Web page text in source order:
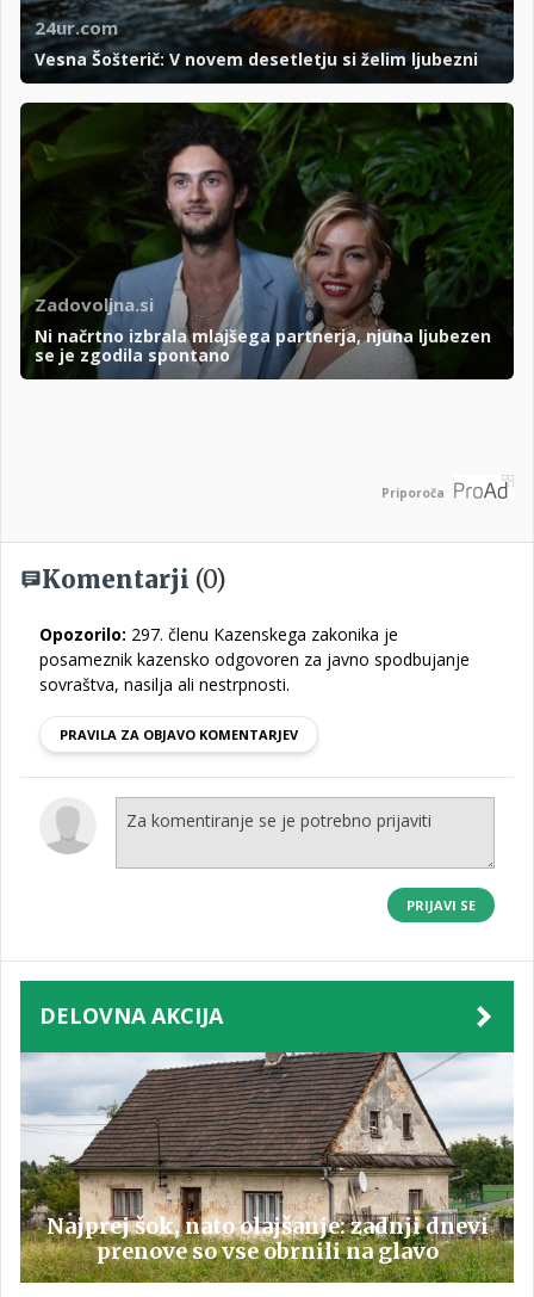
24ur.com
Vesna Šošterič: V novem desetletju si želim ljubezni
Zadovoljna.si
Ni načrtno izbrala mlajšega partnerja, njuna ljubezen
se je zgodila spontano
Priporoča
Komentarji (0)
Opozorilo: 297. členu Kazenskega zakonika je
posameznik kazensko odgovoren za javno spodbujanje
sovraštva, nasilja ali nestrpnosti.
PRAVILA ZA OBJAVO KOMENTARJEV
PRIJAVI SE
DELOVNA AKCIJA
Najprej šok, nato olajšanje: zadnji dnevi
prenove so vse obrnili na glavo